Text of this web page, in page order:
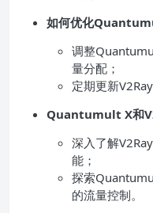
如何优化
调整
量分配；
定期更新
Quantumult X和
深入了解
能；
探索
的流量控制。